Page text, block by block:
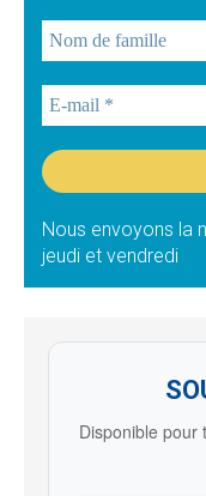
Nous envoyons la
jeudi et vendredi
Disponible pour